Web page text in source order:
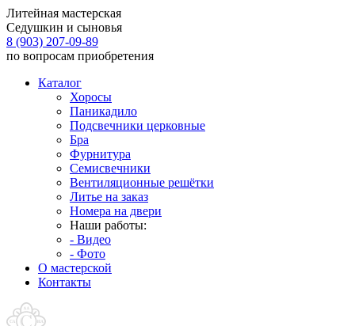
Литейная мастерская
Седушкин и сыновья
8 (903) 207-09-89
по вопросам приобретения
Каталог
Хоросы
Паникадило
Подсвечники церковные
Бра
Фурнитура
Семисвечники
Вентиляционные решётки
Литье на заказ
Номера на двери
Наши работы:
- Видео
- Фото
О мастерской
Контакты